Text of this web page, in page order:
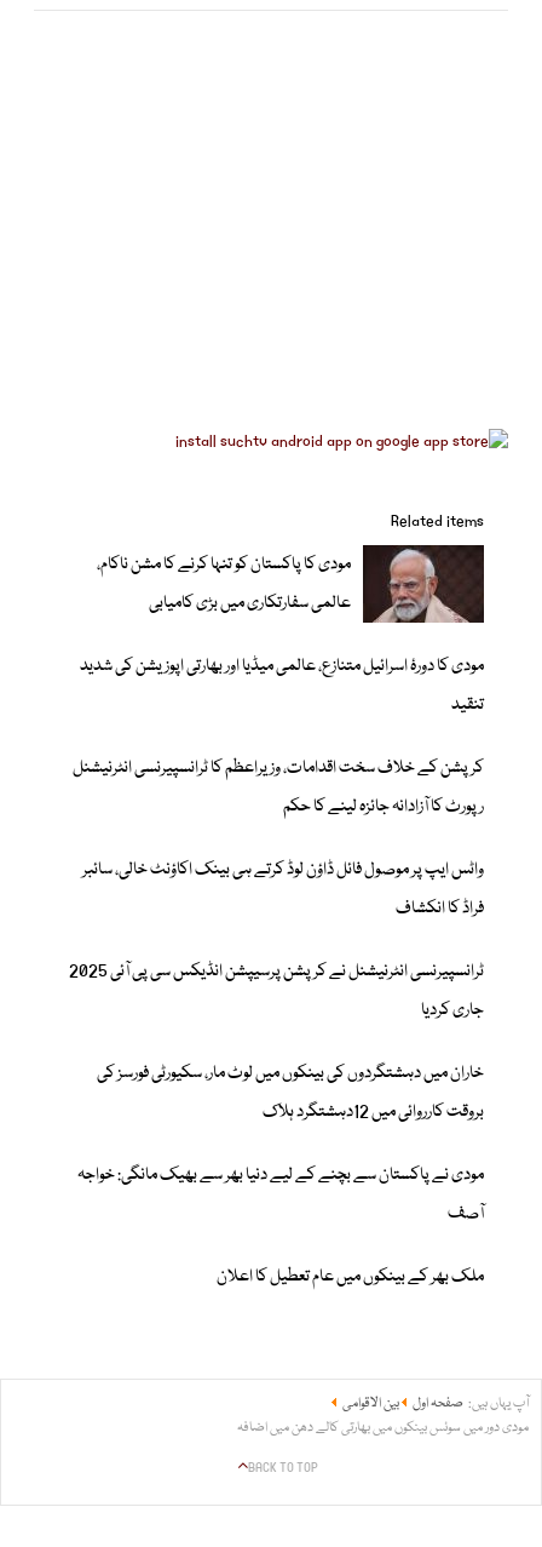
Related items
مودی کا پاکستان کو تنہا کرنے کا مشن ناکام،
عالمی سفارتکاری میں بڑی کامیابی
مودی کا دورۂ اسرائیل متنازع، عالمی میڈیا اور بھارتی اپوزیشن کی شدید
تنقید
کرپشن کے خلاف سخت اقدامات، وزیراعظم کا ٹرانسپیرنسی انٹرنیشنل
رپورٹ کا آزادانہ جائزہ لینے کا حکم
واٹس ایپ پر موصول فائل ڈاؤن لوڈ کرتے ہی بینک اکاؤنٹ خالی، سائبر
فراڈ کا انکشاف
ٹرانسپیرنسی انٹرنیشنل نے کرپشن پرسیپشن انڈیکس سی پی آئی 2025
جاری کردیا
خاران میں دہشتگردوں کی بینکوں میں لوٹ مار، سکیورٹی فورسز کی
بروقت کارروائی میں 12دہشتگرد ہلاک
مودی نے پاکستان سے بچنے کے لیے دنیا بھر سے بھیک مانگی: خواجہ
آصف
ملک بھر کے بینکوں میں عام تعطیل کا اعلان
آپ یہاں ہیں: صفحہ اول
بین الاقوامی
مودی دور میں سوئس بینکوں میں بھارتی کالے دھن میں اضافہ
BACK TO TOP